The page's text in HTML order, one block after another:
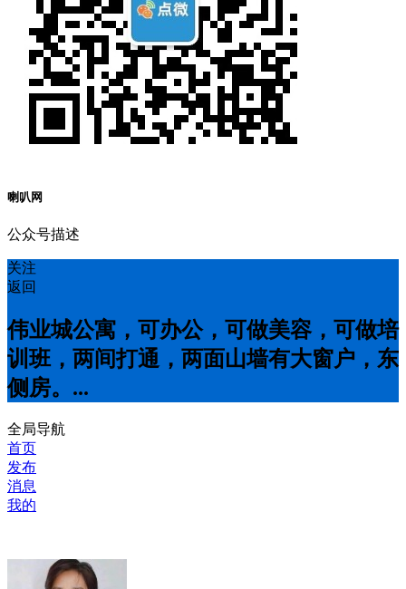
喇叭网
公众号描述
关注
返回
伟业城公寓，可办公，可做美容，可做培
训班，两间打通，两面山墙有大窗户，东
侧房。...
全局导航
首页
发布
消息
我的